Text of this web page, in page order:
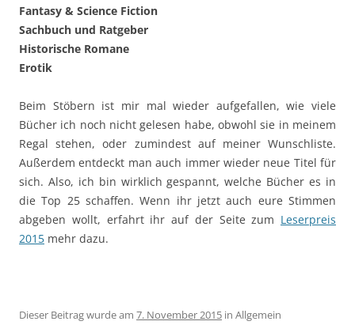
Fantasy & Science Fiction
Sachbuch und Ratgeber
Historische Romane
Erotik
Beim Stöbern ist mir mal wieder aufgefallen, wie viele
Bücher ich noch nicht gelesen habe, obwohl sie in meinem
Regal stehen, oder zumindest auf meiner Wunschliste.
Außerdem entdeckt man auch immer wieder neue Titel für
sich. Also, ich bin wirklich gespannt, welche Bücher es in
die Top 25 schaffen. Wenn ihr jetzt auch eure Stimmen
abgeben wollt, erfahrt ihr auf der Seite zum Leserpreis
2015 mehr dazu.
Dieser Beitrag wurde am 7. November 2015 in Allgemein